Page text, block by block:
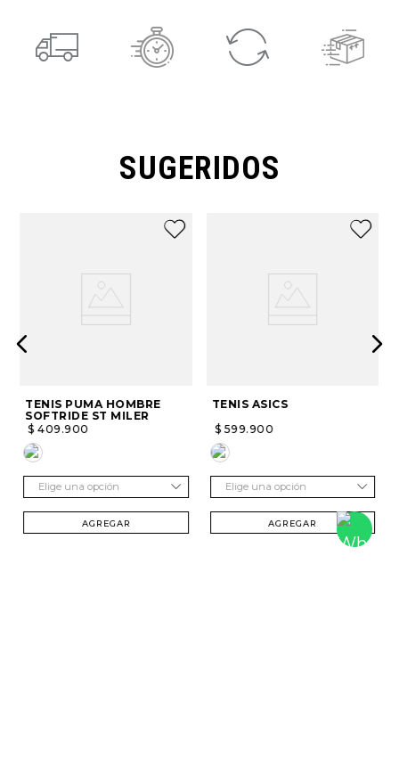
SUGERIDOS
TENIS PUMA HOMBRE
SOFTRIDE ST MILER
$ 409.900
Elige una opción
AGREGAR
TENIS ASICS
$ 599.900
Elige una opción
AGREGAR